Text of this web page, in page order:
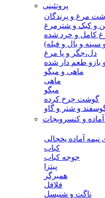
پروتئینی
مرغ و پرندگان
و کبک و شترمرغ
کامل و خرد شده
و بال و فيله)
دل،جگر و پا مرغ
بازو طعم دار شده
ماهی و میگو
ماهی
میگو
گوشت چرخ کرده
و شتر و گاو
و کنسرویجات
نیمه آماده یخچالی
کباب
جوجه کباب
پیتزا
همبرگر
فلافل
ناگت و شنیسل